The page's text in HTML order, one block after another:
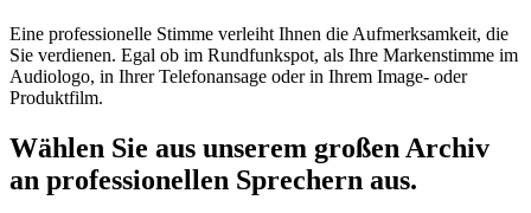
Eine professionelle Stimme verleiht Ihnen die Aufmerksamkeit, die
Sie verdienen. Egal ob im Rundfunkspot, als Ihre Markenstimme im
Audiologo, in Ihrer Telefonansage oder in Ihrem Image- oder
Produktfilm.
Wählen Sie aus unserem großen Archiv
an professionellen Sprechern aus.